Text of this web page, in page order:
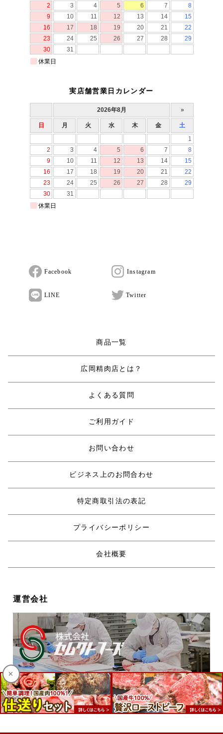
×
実店舗営業日カレンダー
Facebook Instagram
LINE Twitter
商品一覧
広岡精肉店とは？
よくある質問
ご利用ガイド
お問い合わせ
ビジネス上のお問合わせ
特定商取引法の表記
プライバシーポリシー
会社概要
運営会社